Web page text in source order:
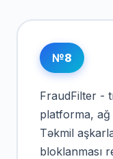
№8
FraudFilter -
platforma,
Təkmil
bloklanması